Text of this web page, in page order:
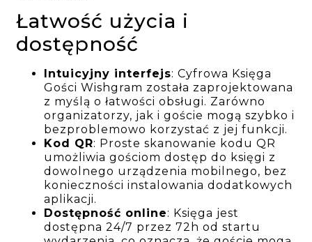
Łatwość użycia i
dostępność
Intuicyjny interfejs: Cyfrowa Księga
Gości Wishgram została zaprojektowana
z myślą o łatwości obsługi. Zarówno
organizatorzy, jak i goście mogą szybko i
bezproblemowo korzystać z jej funkcji.
Kod QR: Proste skanowanie kodu QR
umożliwia gościom dostęp do księgi z
dowolnego urządzenia mobilnego, bez
konieczności instalowania dodatkowych
aplikacji.
Dostępność online: Księga jest
dostępna 24/7 przez 72h od startu